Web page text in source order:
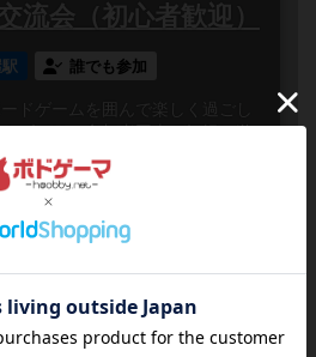
流会（初心者歓迎）
誰でも参加
ドゲームを囲んで楽しく過ごし
ズでは、参加者同士で気軽に遊
会」を開催します🐼当日は、ル
迎
#途中参加OK
ドゲーム #途中抜けOK
08日 土曜日
23:59
0